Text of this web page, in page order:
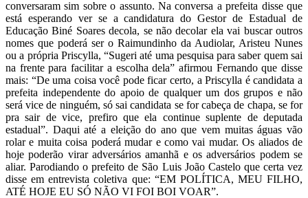
conversaram sim sobre o assunto. Na conversa a prefeita disse que
está esperando ver se a candidatura do Gestor de Estadual de
Educação Biné Soares decola, se não decolar ela vai buscar outros
nomes que poderá ser o Raimundinho da Audiolar, Aristeu Nunes
ou a própria Priscylla, “Sugeri até uma pesquisa para saber quem sai
na frente para facilitar a escolha dela” afirmou Fernando que disse
mais: “De uma coisa você pode ficar certo, a Priscylla é candidata a
prefeita independente do apoio de qualquer um dos grupos e não
será vice de ninguém, só sai candidata se for cabeça de chapa, se for
pra sair de vice, prefiro que ela continue suplente de deputada
estadual”. Daqui até a eleição do ano que vem muitas águas vão
rolar e muita coisa poderá mudar e como vai mudar. Os aliados de
hoje poderão virar adversários amanhã e os adversários podem se
aliar. Parodiando o prefeito de São Luis João Castelo que certa vez
disse em entrevista coletiva que: “EM POLÍTICA, MEU FILHO,
ATÉ HOJE EU SÓ NÃO VI FOI BOI VOAR”.